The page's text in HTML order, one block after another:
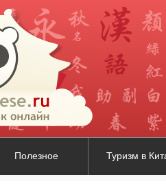
Полезное Туризм в